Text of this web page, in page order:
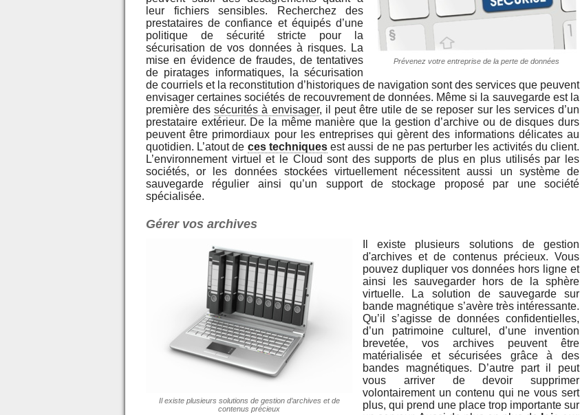
Prévenez votre entreprise de la perte de données
leur fichiers sensibles. Recherchez des
prestataires de confiance et équipés d’une
politique de sécurité stricte pour la
sécurisation de vos données à risques. La
mise en évidence de fraudes, de tentatives
de piratages informatiques, la sécurisation
de courriels et la reconstitution d’historiques de navigation sont des services que peuvent
envisager certaines sociétés de recouvrement de données. Même si la sauvegarde est la
première dessécurités à envisager, il peut être utile de se reposer sur les services d’un
prestataire extérieur. De la même manière que la gestion d’archive ou de disques durs
peuvent être primordiaux pour les entreprises qui gèrent des informations délicates au
quotidien. L’atout de ces techniquesest aussi de ne pas perturber les activités du client.
L’environnement virtuel et le Cloud sont des supports de plus en plus utilisés par les
sociétés, or les données stockées virtuellement nécessitent aussi un système de
sauvegarde régulier ainsi qu’un support de stockage proposé par une société
spécialisée.
Gérer vos archives
Il existe plusieurs solutions de gestion d’archives et de
contenus précieux
Il existe plusieurs solutions de gestion
d'archives et de contenus précieux. Vous
pouvez dupliquer vos données hors ligne et
ainsi les sauvegarder hors de la sphère
virtuelle. La solution de sauvegarde sur
bande magnétique s’avère très intéressante.
Qu’il s’agisse de données confidentielles,
d’un patrimoine culturel, d’une invention
brevetée, vos archives peuvent être
matérialisée et sécurisées grâce à des
bandes magnétiques. D’autre part il peut
vous arriver de devoir supprimer
volontairement un contenu qui ne vous sert
plus, qui prend une place trop importante sur